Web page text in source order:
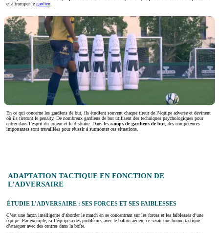
et à tromper le gardien
En ce qui concerne les gardiens de but, ils étudient souvent chaque tireur de l’équipe adverse et devinent
où ils tireront le penalty. De nombreux gardiens de but utilisent des techniques psychologiques pour
entrer dans l’esprit du joueur et le distraire. Dans les camps de gardiens de but , des compétences
importantes sont travaillées pour réussir à surmonter ces situations.
ADAPTATION TACTIQUE EN FONCTION DE
L’ADVERSAIRE
ÉTUDIE L’ADVERSAIRE : SES FORCES ET SES FAIBLESSES
C’est une façon intelligente d’aborder le match en se concentrant sur les forces et les faiblesses d’une
équipe. Par exemple, si l’équipe a des problèmes avec le ballon aérien, ce serait une bonne tactique
d’attaquer avec des centres dans la boîte.